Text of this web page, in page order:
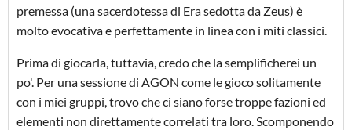
premessa (una sacerdotessa di Era sedotta da Zeus) è
molto evocativa e perfettamente in linea con i miti classici.
Prima di giocarla, tuttavia, credo che la semplificherei un
po'. Per una sessione di AGON come le gioco solitamente
con i miei gruppi, trovo che ci siano forse troppe fazioni ed
elementi non direttamente correlati tra loro. Scomponendo